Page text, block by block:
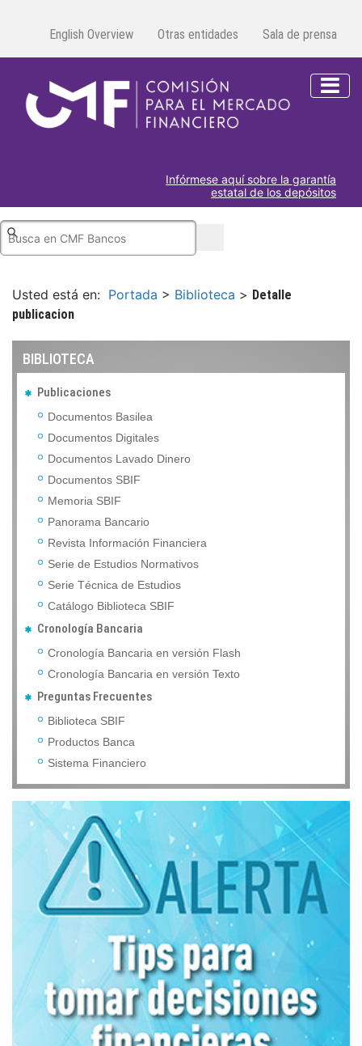
English Overview Otras entidades Sala de prensa
Infórmese aquí sobre la garantía
estatal de los depósitos
Usted está en: Portada > Biblioteca > Detalle
publicacion
BIBLIOTECA
Publicaciones
Documentos Basilea
Documentos Digitales
Documentos Lavado Dinero
Documentos SBIF
Memoria SBIF
Panorama Bancario
Revista Información Financiera
Serie de Estudios Normativos
Serie Técnica de Estudios
Catálogo Biblioteca SBIF
Cronología Bancaria
Cronología Bancaria en versión Flash
Cronología Bancaria en versión Texto
Preguntas Frecuentes
Biblioteca SBIF
Productos Banca
Sistema Financiero